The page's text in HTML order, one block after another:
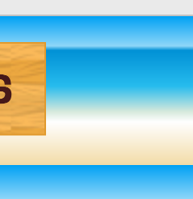
SNS
過去の放送